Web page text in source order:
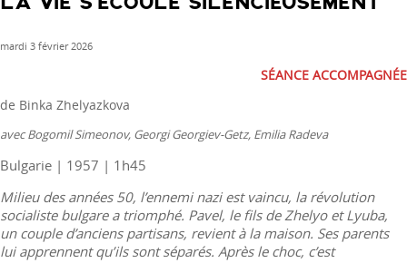
attaché
mardi 3 février 2026
SÉANCE ACCOMPAGNÉE
de Binka Zhelyazkova
avec Bogomil Simeonov, Georgi Georgiev-Getz, Emilia Radeva
Bulgarie | 1957 | 1h45
Milieu des années 50, l’ennemi nazi est vaincu, la révolution
socialiste bulgare a triomphé. Pavel, le fils de Zhelyo et Lyuba,
un couple d’anciens partisans, revient à la maison. Ses parents
lui apprennent qu’ils sont séparés. Après le choc, c’est